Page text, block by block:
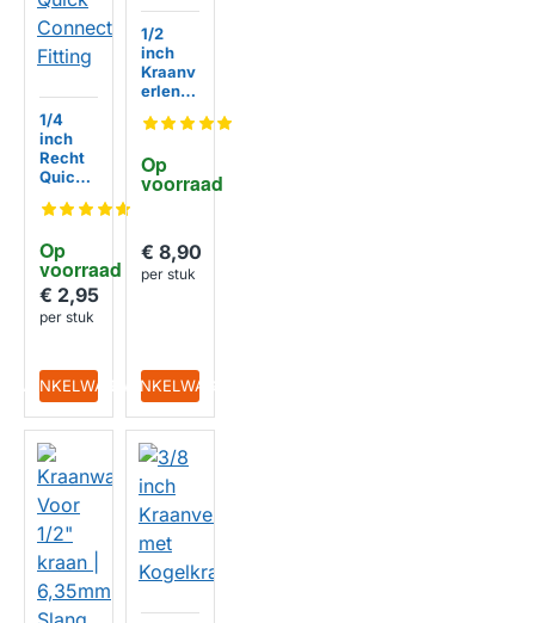
HUISMERK
Op
voorraad
1/4
inch
Recht
Quick
ct
€ 2,95
per stuk
IN WINKELWAGEN
HUISMERK
Op
voorraad
1/2
inch
Kraanv
erlenge
€ 8,90
per stuk
IN WINKELWAGEN